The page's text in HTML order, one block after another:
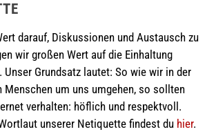
darauf, Diskussionen und Austausch zu
wir großen Wert auf die Einhaltung
Grundsatz lautet: So wie wir in der
Menschen um uns umgehen, so sollten
verhalten: höflich und respektvoll.
unserer Netiquette findest du hier.